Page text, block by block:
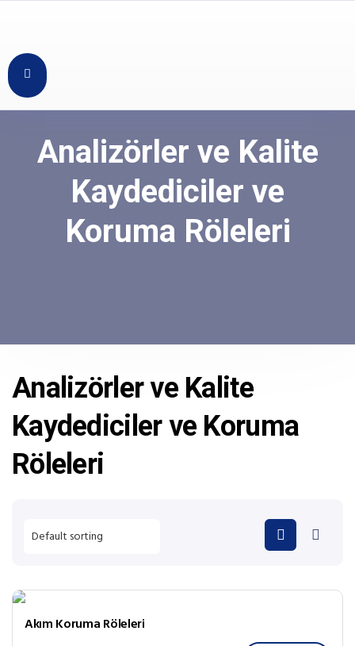
Analizörler ve Kalite
Kaydediciler ve
Koruma Röleleri
Analizörler ve Kalite
Kaydediciler ve Koruma
Röleleri
Akım Koruma Röleleri